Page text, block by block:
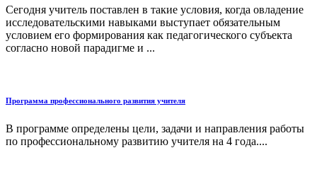
Сегодня учитель поставлен в такие условия, когда овладение
исследовательскими навыками выступает обязательным
условием его формирования как педагогического субъекта
согласно новой парадигме и ...
Программа профессионального развития учителя
В программе определены цели, задачи и направления работы
по профессиональному развитию учителя на 4 года....